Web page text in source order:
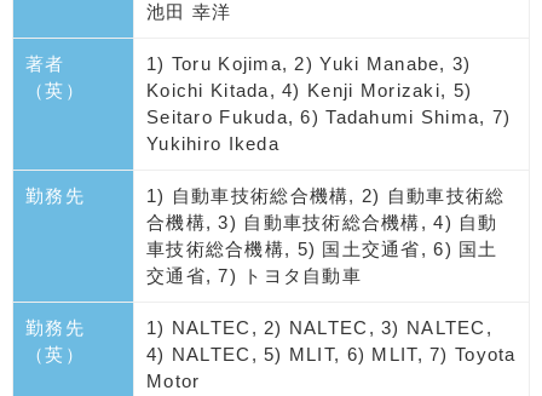
池田 幸洋
著者
（英）
1) Toru Kojima, 2) Yuki Manabe, 3)
Koichi Kitada, 4) Kenji Morizaki, 5)
Seitaro Fukuda, 6) Tadahumi Shima, 7)
Yukihiro Ikeda
勤務先
1) 自動車技術総合機構, 2) 自動車技術総
合機構, 3) 自動車技術総合機構, 4) 自動
車技術総合機構, 5) 国土交通省, 6) 国土
交通省, 7) トヨタ自動車
勤務先
（英）
1) NALTEC, 2) NALTEC, 3) NALTEC,
4) NALTEC, 5) MLIT, 6) MLIT, 7) Toyota
Motor